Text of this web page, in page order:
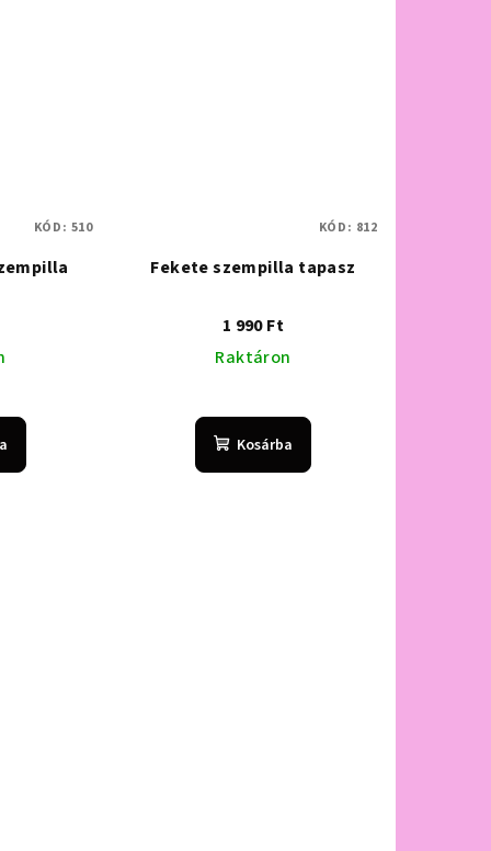
KÓD: 510
Fekete szempilla tapasz
1 990 Ft
Raktáron
Kosárba
KÓD: 812